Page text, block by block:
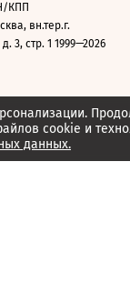
cookie и
данных.
КПП
вн.тер.г.
3, стр. 1 1999—2026